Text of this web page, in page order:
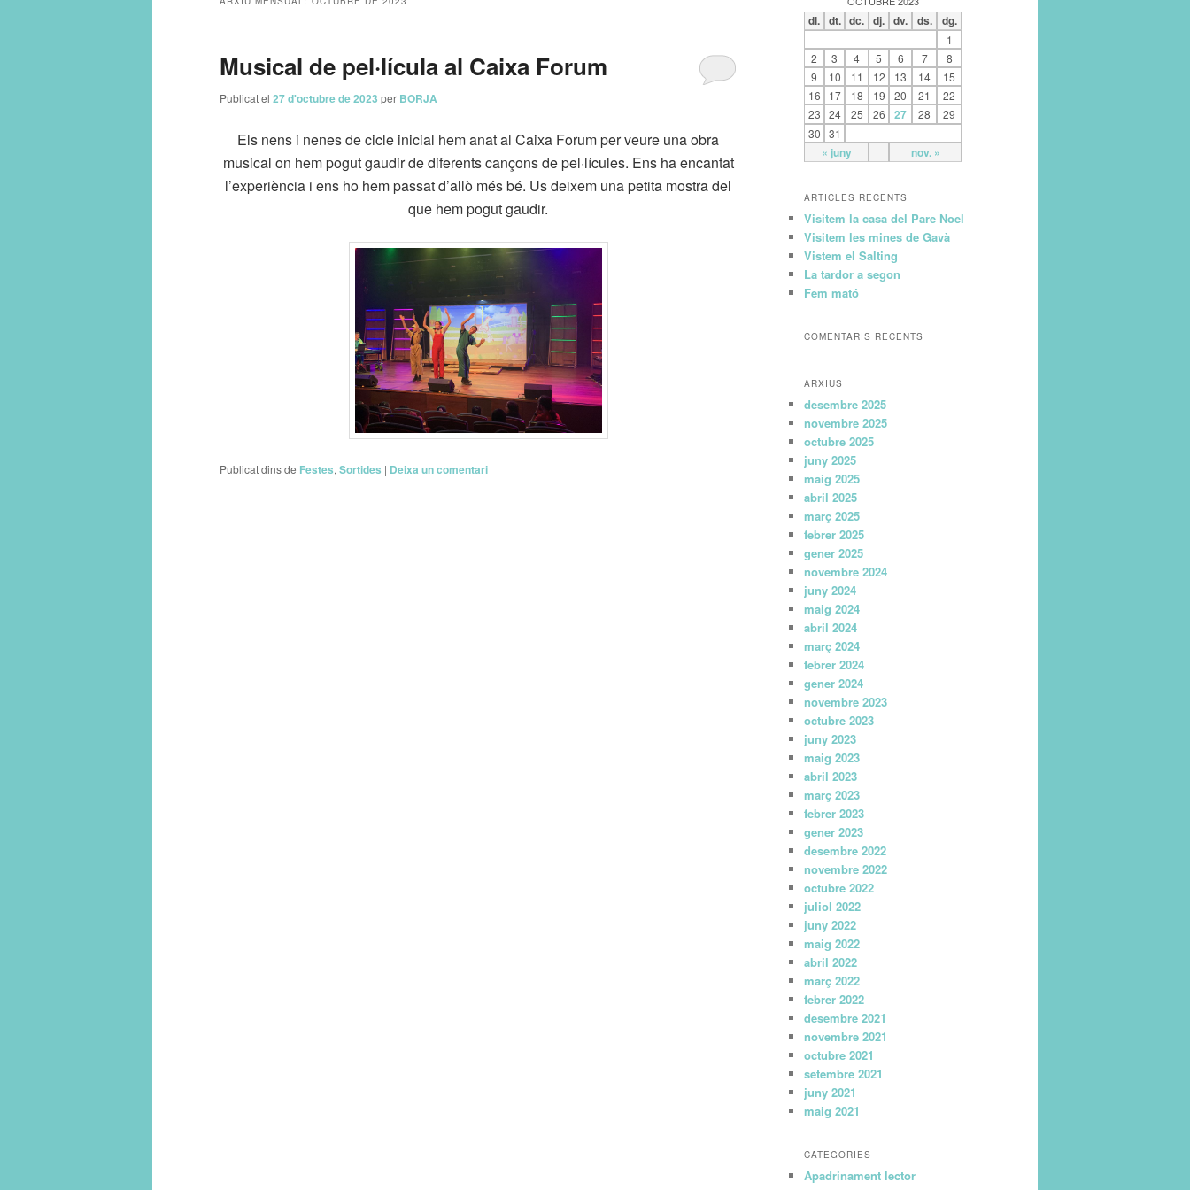
Musical de pel·lícula al Caixa Forum
Publicat el 27 d'octubre de 2023 per BORJA
Els nens i nenes de cicle inicial hem anat al Caixa Forum per veure una obra
musical on hem pogut gaudir de diferents cançons de pel·lícules. Ens ha encantat
l’experiència i ens ho hem passat d’allò més bé. Us deixem una petita mostra del
que hem pogut gaudir.
Publicat dins de Festes, Sortides | Deixa un comentari
dl. dt. dc. dj. dv. ds. dg.
« juny nov. »
1
2
3 4 5 6 7
8
9
10 11 12 13 14
15
16
17 18 19 20 21
22
23 24 25 26 27 28
29
30 31
ARTICLES RECENTS
Visitem la casa del Pare Noel
Visitem les mines de Gavà
Vistem el Salting
La tardor a segon
Fem mató
COMENTARIS RECENTS
ARXIUS
desembre 2025
novembre 2025
octubre 2025
juny 2025
maig 2025
abril 2025
març 2025
febrer 2025
gener 2025
novembre 2024
juny 2024
maig 2024
abril 2024
març 2024
febrer 2024
gener 2024
novembre 2023
octubre 2023
juny 2023
maig 2023
abril 2023
març 2023
febrer 2023
gener 2023
desembre 2022
novembre 2022
octubre 2022
juliol 2022
juny 2022
maig 2022
abril 2022
març 2022
febrer 2022
desembre 2021
novembre 2021
octubre 2021
setembre 2021
juny 2021
maig 2021
CATEGORIES
Apadrinament lector